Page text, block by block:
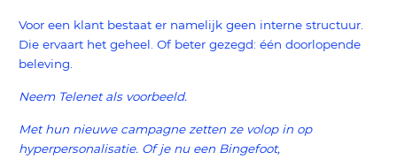
Voor een klant bestaat er namelijk geen interne structuur.
Die ervaart het geheel. Of beter gezegd: één doorlopende
beleving.
Neem Telenet als voorbeeld.
Met hun nieuwe campagne zetten ze volop in op
hyperpersonalisatie. Of je nu een Bingefoot,